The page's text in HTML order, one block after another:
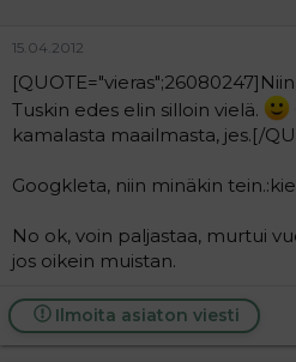
15.04.2012
Tuskin edes elin silloin vielä.
kamalasta maailmasta, jes.[/
Googkleta, niin minäkin
No ok, voin paljastaa, murtui
jos oikein muistan.
Ilmoita asiaton viesti